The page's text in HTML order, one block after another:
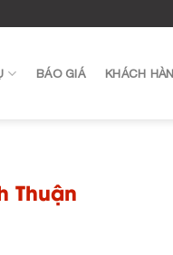
BÁO GIÁ KHÁCH
Thuận